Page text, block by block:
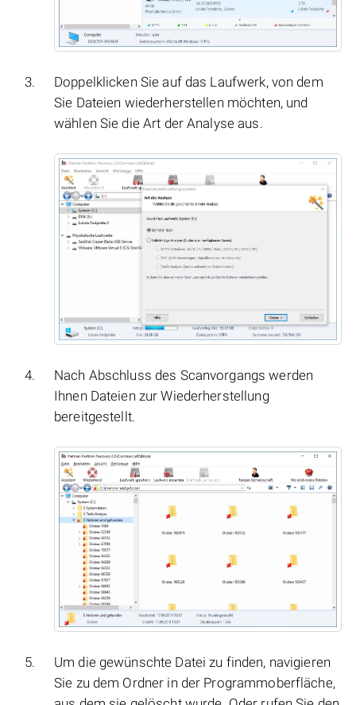
Doppelklicken Sie auf das Laufwerk, von dem
Sie Dateien wiederherstellen möchten, und
wählen Sie die Art der Analyse aus.
Nach Abschluss des Scanvorgangs werden
Ihnen Dateien zur Wiederherstellung
bereitgestellt.
Um die gewünschte Datei zu finden, navigieren
Sie zu dem Ordner in der Programmoberfläche,